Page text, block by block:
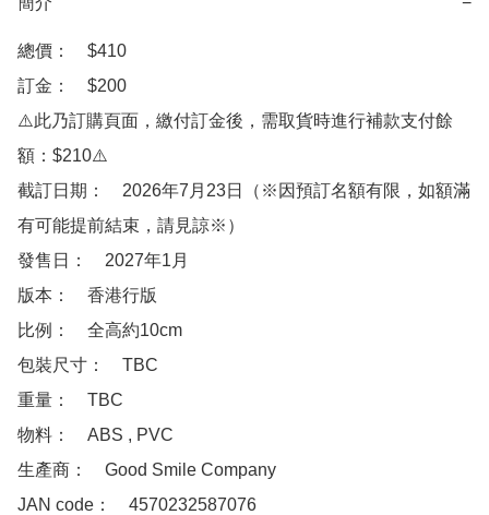
總價：　$410
訂金：　$200
⚠️此乃訂購頁面，繳付訂金後，需取貨時進行補款支付餘
額：$210⚠️
截訂日期：　2026年7月23日（※因預訂名額有限，如額滿
有可能提前結束，請見諒※）
發售日：　2027年1月
版本：　香港行版
比例：　全高約10cm
包裝尺寸：　TBC
重量：　TBC
物料：　ABS , PVC
生產商：　Good Smile Company
JAN code：　4570232587076